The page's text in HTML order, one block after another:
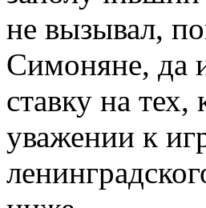
не вызывал,
Симоняне, да
ставку на
уважении к